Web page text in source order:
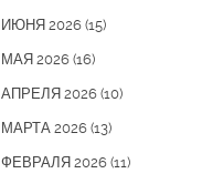
ИЮНЯ 2026 (15)
МАЯ 2026 (16)
АПРЕЛЯ 2026 (10)
МАРТА 2026 (13)
ФЕВРАЛЯ 2026 (11)